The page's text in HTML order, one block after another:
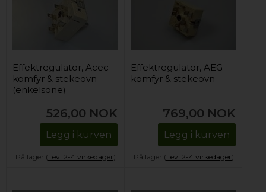
Effektregulator, Acec
komfyr & stekeovn
(enkelsone)
526,00 NOK
Legg i kurven
På lager (Lev. 2-4 virkedager).
Effektregulator, AEG
komfyr & stekeovn
769,00 NOK
Legg i kurven
På lager (Lev. 2-4 virkedager).